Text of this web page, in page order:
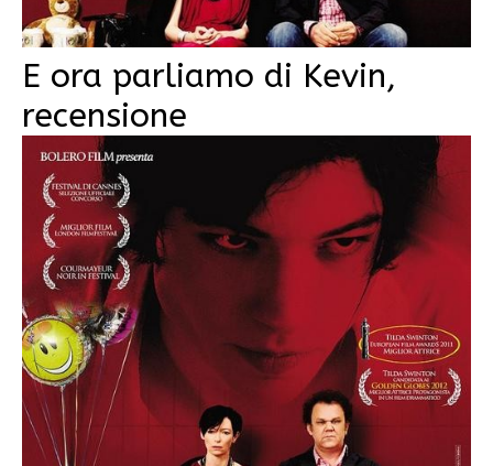
E ora parliamo di Kevin,
recensione